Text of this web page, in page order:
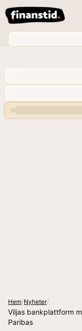
Hem/Nyheter/
Viljas bankplattform
Paribas